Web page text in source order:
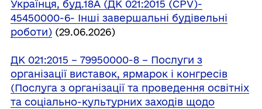
Українця, буд.18А (ДК 021:2015 (CPV)-
45450000-6- Інші завершальні будівельні
роботи)(29.06.2026)
ДК 021:2015 – 79950000-8 – Послуги з
організації виставок, ярмарок і конгресів
(Послуга з організації та проведення освітніх
та соціально-культурних заходів щодо